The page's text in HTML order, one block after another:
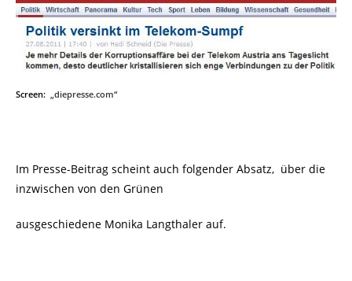
Screen: „diepresse.com“
Im Presse-Beitrag scheint auch folgender Absatz, über die
inzwischen von den Grünen
ausgeschiedene Monika Langthaler auf.